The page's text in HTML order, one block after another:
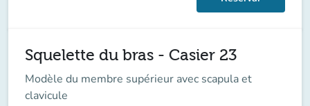
Squelette du bras - Casier 23
Modèle du membre supérieur avec scapula et
clavicule